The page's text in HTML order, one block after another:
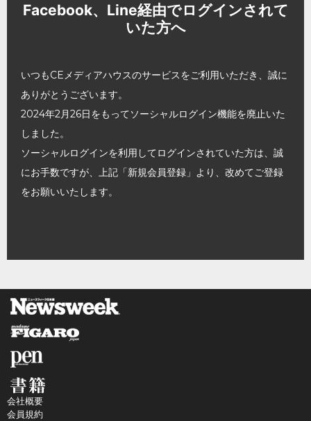
Facebook、Line経由でログインされて
いた方へ
いつもCEメディアハウスのサービスをご利用いただき、誠に
ありがとうございます。
2024年2月26日をもってソーシャルログイン機能を廃止いた
しました。
ソーシャルログインを利用してログインされていた方は、誠
にお手数ですが、上記「新規会員登録」より、改めてご登録
をお願いいたします。
会社概要
会員規約